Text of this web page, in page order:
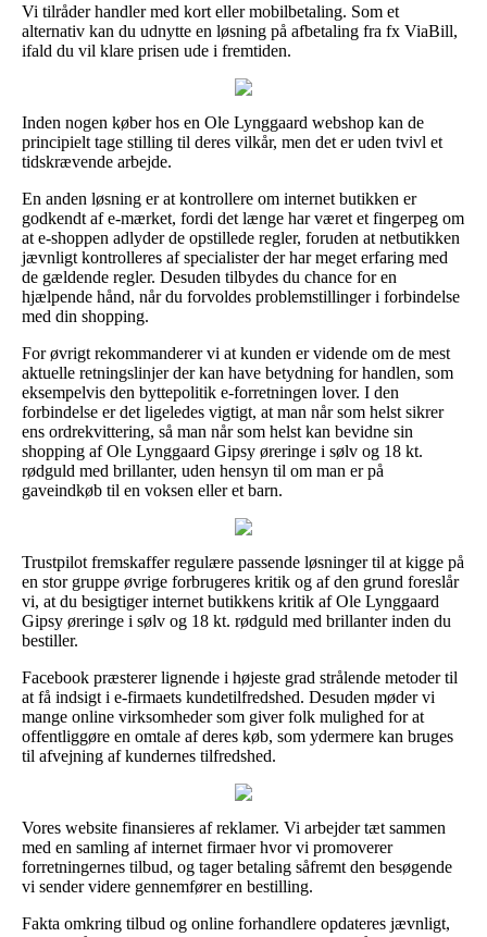
Vi tilråder handler med kort eller mobilbetaling. Som et
alternativ kan du udnytte en løsning på afbetaling fra fx ViaBill,
ifald du vil klare prisen ude i fremtiden.
Inden nogen køber hos en Ole Lynggaard webshop kan de
principielt tage stilling til deres vilkår, men det er uden tvivl et
tidskrævende arbejde.
En anden løsning er at kontrollere om internet butikken er
godkendt af e-mærket, fordi det længe har været et fingerpeg om
at e-shoppen adlyder de opstillede regler, foruden at netbutikken
jævnligt kontrolleres af specialister der har meget erfaring med
de gældende regler. Desuden tilbydes du chance for en
hjælpende hånd, når du forvoldes problemstillinger i forbindelse
med din shopping.
For øvrigt rekommanderer vi at kunden er vidende om de mest
aktuelle retningslinjer der kan have betydning for handlen, som
eksempelvis den byttepolitik e-forretningen lover. I den
forbindelse er det ligeledes vigtigt, at man når som helst sikrer
ens ordrekvittering, så man når som helst kan bevidne sin
shopping af Ole Lynggaard Gipsy øreringe i sølv og 18 kt.
rødguld med brillanter, uden hensyn til om man er på
gaveindkøb til en voksen eller et barn.
Trustpilot fremskaffer regulære passende løsninger til at kigge på
en stor gruppe øvrige forbrugeres kritik og af den grund foreslår
vi, at du besigtiger internet butikkens kritik af Ole Lynggaard
Gipsy øreringe i sølv og 18 kt. rødguld med brillanter inden du
bestiller.
Facebook præsterer lignende i højeste grad strålende metoder til
at få indsigt i e-firmaets kundetilfredshed. Desuden møder vi
mange online virksomheder som giver folk mulighed for at
offentliggøre en omtale af deres køb, som ydermere kan bruges
til afvejning af kundernes tilfredshed.
Vores website finansieres af reklamer. Vi arbejder tæt sammen
med en samling af internet firmaer hvor vi promoverer
forretningernes tilbud, og tager betaling såfremt den besøgende
vi sender videre gennemfører en bestilling.
Fakta omkring tilbud og online forhandlere opdateres jævnligt,